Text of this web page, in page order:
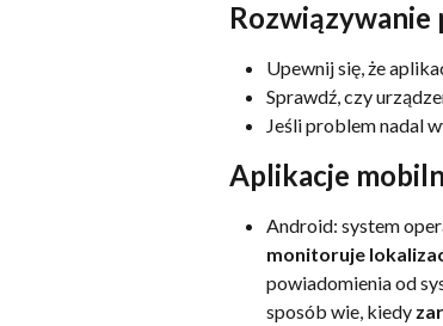
Upewnij się, że
Sprawdź, czy
Jeśli problem nadal
Aplikacje
Android: system
monitoruje
powiadomienia od
sposób wie, kiedy